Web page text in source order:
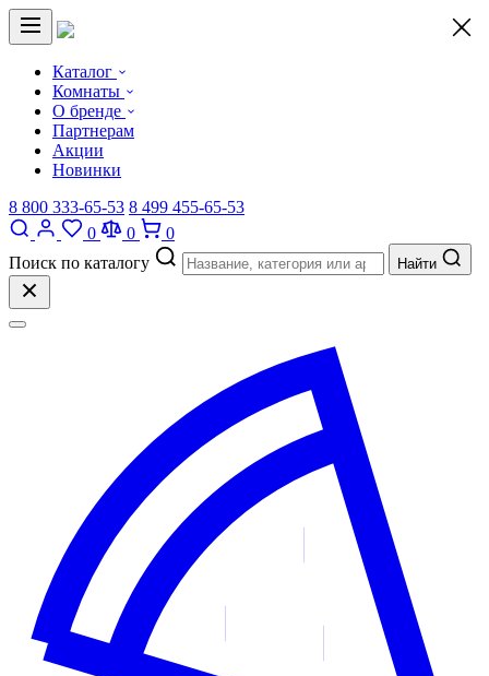
Каталог
Комнаты
О бренде
Партнерам
Акции
Новинки
8 800 333-65-53 8 499 455-65-53
0
0
0
Поиск по каталогу
Найти
×